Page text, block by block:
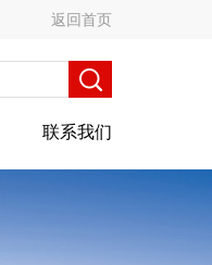
返回首页
联系我们